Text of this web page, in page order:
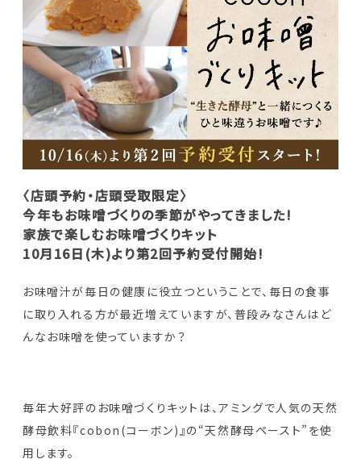
〈店頭予約・店頭受取限定〉
今年もお味噌づくりの季節がやってきました!
家族で楽しむお味噌づくりキット
10月16日(木)より第2回予約受付開始!
お味噌汁が毎日の健康に役立つということで、毎日の食事
に取り入れる方が最近増えていますが、普段みなさんはど
んなお味噌を使っていますか？
毎年大好評のお味噌づくりキットは、アミングで人気の天然
酵母飲料『cobon(コーボン)』の“天然酵母ペースト”を使
用します。